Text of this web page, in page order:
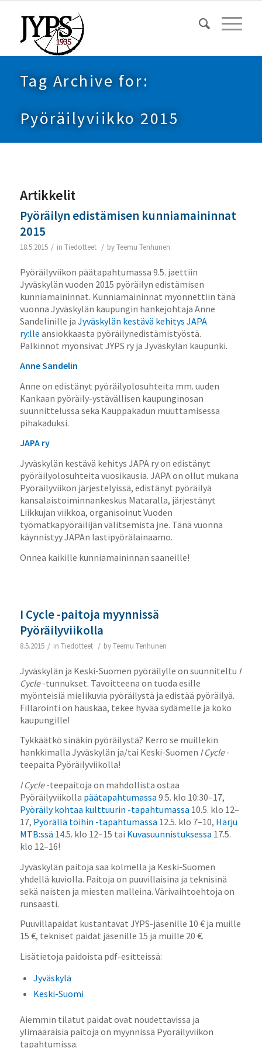
Tag Archive for:
Pyöräilyviikko 2015
Artikkelit
Pyöräilyn edistämisen kunniamaininnat
2015
18.5.2015 / in Tiedotteet / byTeemu Tenhunen
Pyöräilyviikon päätapahtumassa 9.5. jaettiin
Jyväskylän vuoden 2015 pyöräilyn edistämisen
kunniamaininnat. Kunniamaininnat myönnettiin tänä
vuonna Jyväskylän kaupungin hankejohtaja Anne
Sandelinille ja Jyväskylän kestävä kehitys JAPA
ry:lle ansiokkaasta pyöräilynedistämistyöstä.
Palkinnot myönsivät JYPS ry ja Jyväskylän kaupunki.
Anne Sandelin
Anne on edistänyt pyöräilyolosuhteita mm. uuden
Kankaan pyöräily-ystävällisen kaupunginosan
suunnittelussa sekä Kauppakadun muuttamisessa
pihakaduksi.
JAPA ry
Jyväskylän kestävä kehitys JAPA ry on edistänyt
pyöräilyolosuhteita vuosikausia. JAPA on ollut mukana
Pyöräilyviikon järjestelyissä, edistänyt pyöräilyä
kansalaistoiminnankeskus Mataralla, järjestänyt
Liikkujan viikkoa, organisoinut Vuoden
työmatkapyöräilijän valitsemista jne. Tänä vuonna
käynnistyy JAPAn lastipyörälainaamo.
Onnea kaikille kunniamaininnan saaneille!
I Cycle -paitoja myynnissä
Pyöräilyviikolla
8.5.2015 / in Tiedotteet / byTeemu Tenhunen
Jyväskylän ja Keski-Suomen pyöräilylle on suunniteltu I
Cycle-tunnukset. Tavoitteena on tuoda esille
myönteisiä mielikuvia pyöräilystä ja edistää pyöräilyä.
Fillarointi on hauskaa, tekee hyvää sydämelle ja koko
kaupungille!
Tykkäätkö sinäkin pyöräilystä? Kerro se muillekin
hankkimalla Jyväskylän ja/tai Keski-Suomen I Cycle-
teepaita Pyöräilyviikolla!
I Cycle-teepaitoja on mahdollista ostaa
Pyöräilyviikolla päätapahtumassa 9.5. klo 10:30–17,
Pyöräily kohtaa kulttuurin -tapahtumassa 10.5. klo 12–
17, Pyörällä töihin -tapahtumassa 12.5. klo 7–10, Harju
MTB:ssä 14.5. klo 12–15 tai Kuvasuunnistuksessa 17.5.
klo 12–16!
Jyväskylän paitoja saa kolmella ja Keski-Suomen
yhdellä kuviolla. Paitoja on puuvillaisina ja teknisinä
sekä naisten ja miesten malleina. Värivaihtoehtoja on
runsaasti.
Puuvillapaidat kustantavat JYPS-jäsenille 10 € ja muille
15 €, tekniset paidat jäsenille 15 ja muille 20 €.
Lisätietoja paidoista pdf-esitteissä:
Jyväskylä
Keski-Suomi
Aiemmin tilatut paidat ovat noudettavissa ja
ylimääräisiä paitoja on myynnissä Pyöräilyviikon
tapahtumissa.